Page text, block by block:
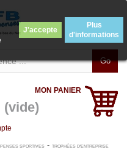
Go
MON PANIER
(vide)
SPORTIVES- TROPHÉES D'ENTREPRISE
J'accepte
Plus
d'informations